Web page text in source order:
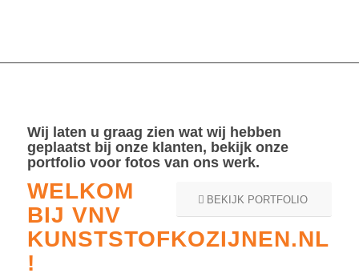
Wij laten u graag zien wat wij hebben
geplaatst bij onze klanten, bekijk onze
portfolio voor fotos van ons werk.
BEKIJK PORTFOLIO
WELKOM
BIJ VNV
KUNSTSTOFKOZIJNEN.NL
!